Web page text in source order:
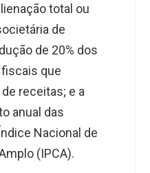
total ou
de
de 20% dos
que
receitas; e a
anual das
Nacional de
(IPCA).